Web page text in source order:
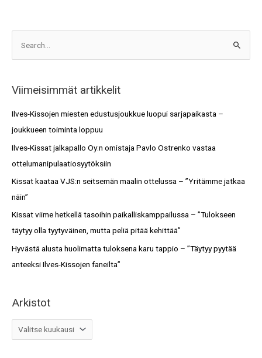
e
r
c
h
Viimeisimmät artikkelit
Ilves-Kissojen miesten edustusjoukkue luopui sarjapaikasta –
joukkueen toiminta loppuu
Ilves-Kissat jalkapallo Oy:n omistaja Pavlo Ostrenko vastaa
ottelumanipulaatiosyytöksiin
Kissat kaataa VJS:n seitsemän maalin ottelussa – ”Yritämme jatkaa
näin”
Kissat viime hetkellä tasoihin paikalliskamppailussa – ”Tulokseen
täytyy olla tyytyväinen, mutta peliä pitää kehittää”
Hyvästä alusta huolimatta tuloksena karu tappio – ”Täytyy pyytää
anteeksi Ilves-Kissojen faneilta”
Arkistot
i
t
o
t